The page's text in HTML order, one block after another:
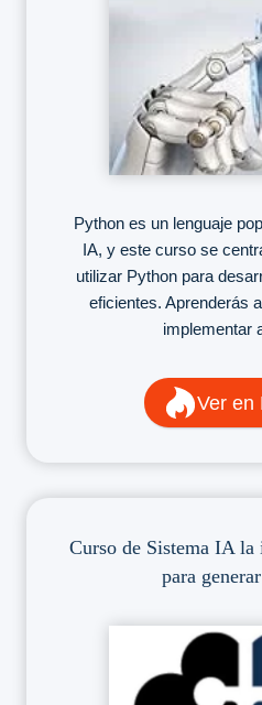
Python es un lenguaje
IA, y este curso se
utilizar Python para
eficientes. Aprenderás
implementar
Ver en
Curso de Sistema IA
para